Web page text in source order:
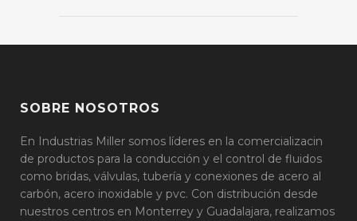
SOBRE NOSOTROS
En Industrias Miller somos líderes en la comercializacin
de productos para la conducción y el control de fluidos
como bridas, válvulas, tubería y conexiones de acero al
carbón, acero inoxidable y pvc. Con distribución desde
nuestros centros en Monterrey y Guadalajara, realizamos